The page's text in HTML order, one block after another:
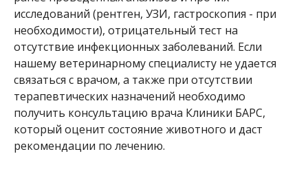
исследований (рентген, УЗИ, гастроскопия - при
необходимости), отрицательный тест на
отсутствие инфекционных заболеваний. Если
нашему ветеринарному специалисту не удается
связаться с врачом, а также при отсутствии
терапевтических назначений необходимо
получить консультацию врача Клиники БАРС,
который оценит состояние животного и даст
рекомендации по лечению.